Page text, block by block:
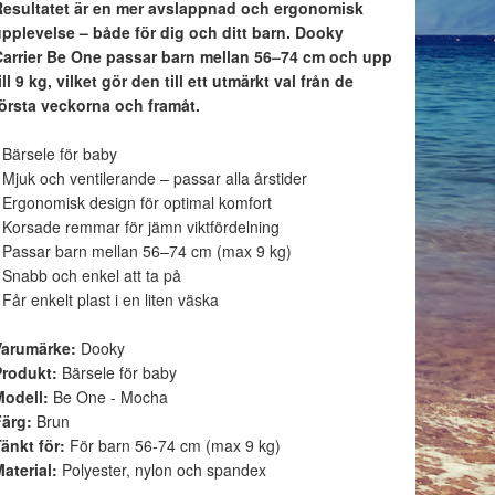
är en mer avslappnad och ergonomisk
– både för dig och ditt barn. Dooky
Be One passar barn mellan 56–74 cm och upp
9 kg, vilket gör den till ett utmärkt val från de
veckorna och framåt.
Bärsele för baby
Mjuk och ventilerande – passar alla årstider
Ergonomisk design för optimal komfort
Korsade remmar för jämn viktfördelning
Passar barn mellan 56–74 cm (max 9 kg)
Snabb och enkel att ta på
Får enkelt plast i en liten väska
Dooky
Bärsele för baby
Be One - Mocha
Brun
för: För barn 56-74 cm (max 9 kg)
Polyester, nylon och spandex